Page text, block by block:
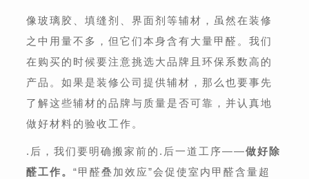
像玻璃胶、填缝剂、界面剂等辅材，虽然在装修
之中用量不多，但它们本身含有大量甲醛。我们
在购买的时候要注意挑选大品牌且环保系数高的
产品。如果是装修公司提供辅材，那么也要事先
了解这些辅材的品牌与质量是否可靠，并认真地
做好材料的验收工作。
.后，我们要明确搬家前的.后一道工序——做好除
醛工作。“甲醛叠加效应”会促使室内甲醛含量超